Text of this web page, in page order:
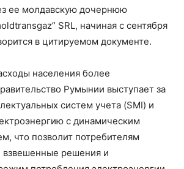
ее молдавскую дочернюю
SRL, начиная с сентября
в цитируемом документе.
населения более
Румынии выступает за
систем учета (SMI) и
с динамическим
что позволит потребителям
взвешенные решения и